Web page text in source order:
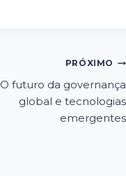
PRÓXIMO
O futuro da governança
global e tecnologias
emergentes